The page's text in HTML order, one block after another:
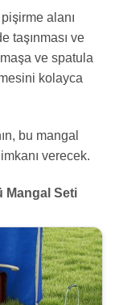
alanı
taşınması ve
ve spatula
kolayca
bu mangal
verecek.
Mangal Seti